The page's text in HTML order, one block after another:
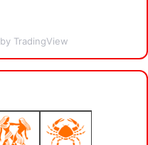
by TradingView